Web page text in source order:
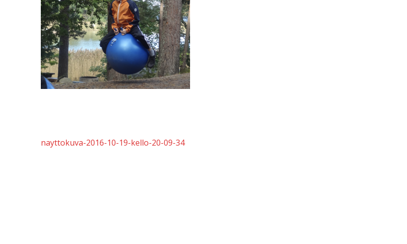
Artikkelien
nayttokuva-2016-10-19-kello-20-09-34